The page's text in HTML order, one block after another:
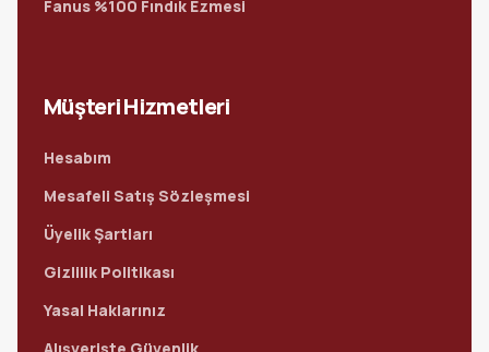
Fanus %100 Fındık Ezmesi
Müşteri Hizmetleri
Hesabım
Mesafeli Satış Sözleşmesi
Üyelik Şartları
Gizlilik Politikası
Yasal Haklarınız